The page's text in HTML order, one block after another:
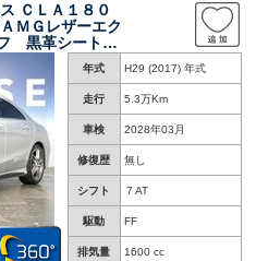
ス ＣＬＡ１８０
ＭＧレザーエク
フ 黒革シート
ーカー シート
純正ナビ Ｅ
年式 H29 (2017) 年式
走行 5.3万Km
車検 2028年03月
修復歴 無し
シフト ７AT
駆動 FF
排気量 1600 cc